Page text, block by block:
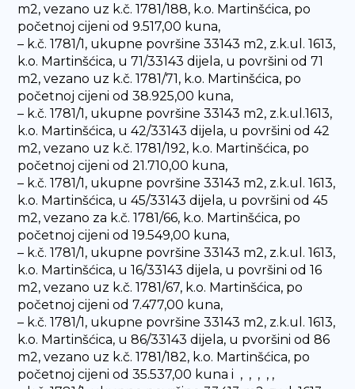
m2, vezano uz k.č. 1781/188, k.o. Martinšćica, po
početnoj cijeni od 9.517,00 kuna,
– k.č. 1781/1, ukupne površine 33143 m2, z.k.ul. 1613,
k.o. Martinšćica, u 71/33143 dijela, u površini od 71
m2, vezano uz k.č. 1781/71, k.o. Martinšćica, po
početnoj cijeni od 38.925,00 kuna,
– k.č. 1781/1, ukupne površine 33143 m2, z.k.ul.1613,
k.o. Martinšćica, u 42/33143 dijela, u površini od 42
m2, vezano uz k.č. 1781/192, k.o. Martinšćica, po
početnoj cijeni od 21.710,00 kuna,
– k.č. 1781/1, ukupne površine 33143 m2, z.k.ul. 1613,
k.o. Martinšćica, u 45/33143 dijela, u površini od 45
m2, vezano za k.č. 1781/66, k.o. Martinšćica, po
početnoj cijeni od 19.549,00 kuna,
– k.č. 1781/1, ukupne površine 33143 m2, z.k.ul. 1613,
k.o. Martinšćica, u 16/33143 dijela, u površini od 16
m2, vezano uz k.č. 1781/67, k.o. Martinšćica, po
početnoj cijeni od 7.477,00 kuna,
– k.č. 1781/1, ukupne površine 33143 m2, z.k.ul. 1613,
k.o. Martinšćica, u 86/33143 dijela, u pvoršini od 86
m2, vezano uz k.č. 1781/182, k.o. Martinšćica, po
početnoj cijeni od 35.537,00 kuna i , , , , ,